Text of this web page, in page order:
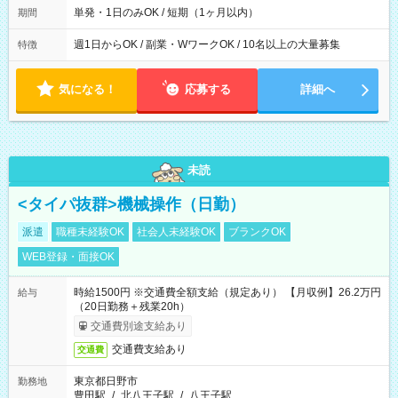
期間 単発・1日のみOK / 短期（1ヶ月以内）
特徴 週1日からOK / 副業・WワークOK / 10名以上の大量募集
気になる！ 応募する 詳細へ
未読
<タイパ抜群>機械操作（日勤）
派遣 職種未経験OK 社会人未経験OK
ブランクOK
WEB登録・面接OK
給与
時給1500円 ※交通費全額支給（規定あり） 【月収例】26.2万円
（20日勤務＋残業20h）
交通費別途支給あり
交通費 交通費支給あり
勤務地
東京都日野市
豊田駅 / 北八王子駅 / 八王子駅